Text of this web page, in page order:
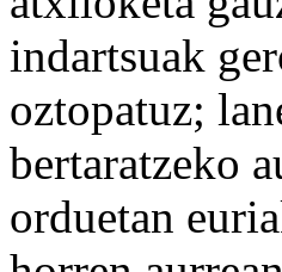
indartsuak
oztopatuz;
bertaratzeko
orduetan